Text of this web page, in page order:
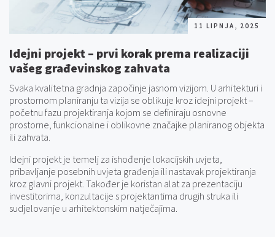
11 LIPNJA, 2025
Idejni projekt – prvi korak prema realizaciji
vašeg građevinskog zahvata
Svaka kvalitetna gradnja započinje jasnom vizijom. U arhitekturi i
prostornom planiranju ta vizija se oblikuje kroz idejni projekt –
početnu fazu projektiranja kojom se definiraju osnovne
prostorne, funkcionalne i oblikovne značajke planiranog objekta
ili zahvata.
Idejni projekt je temelj za ishođenje lokacijskih uvjeta,
pribavljanje posebnih uvjeta građenja ili nastavak projektiranja
kroz glavni projekt. Također je koristan alat za prezentaciju
investitorima, konzultacije s projektantima drugih struka ili
sudjelovanje u arhitektonskim natječajima.